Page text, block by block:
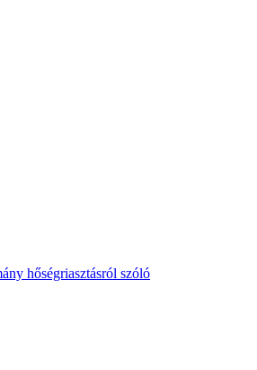
hőségriasztásról szóló